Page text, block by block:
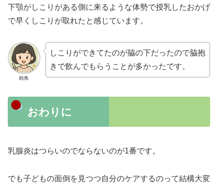
下顎がしこりがある側に来るような体勢で授乳したおかげ
で早くしこりが取れたと感じています。
鈍角
しこりができてたのが脇の下だったので脇抱
きで飲んでもらうことが多かったです。
おわりに
乳腺炎はつらいのでならないのが1番です。
でも子どもの面倒を見つつ自分のケアするのって結構大変